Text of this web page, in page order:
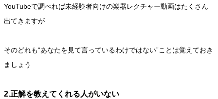
YouTubeで調べれば未経験者向けの楽器レクチャー動画はたくさん
出てきますが
そのどれも“あなたを見て言っているわけではない”ことは覚えておき
ましょう
2.正解を教えてくれる人がいない